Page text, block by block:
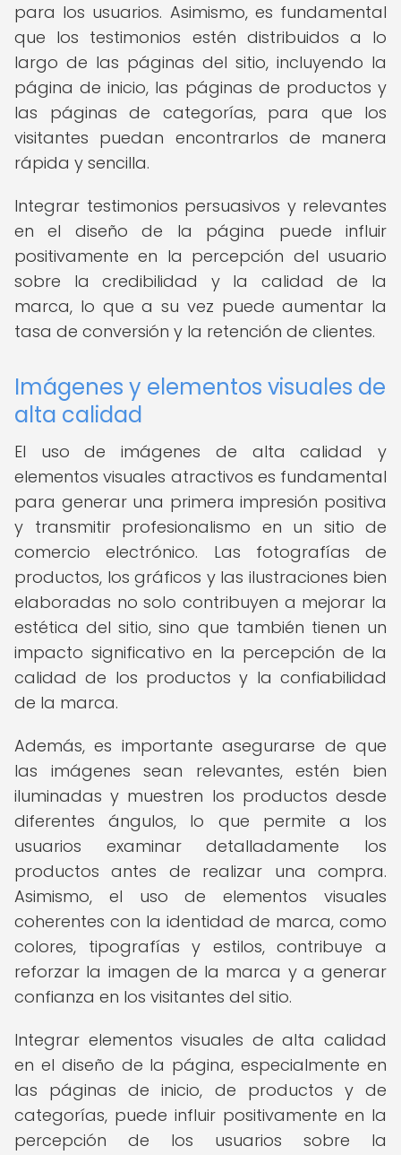
para los usuarios. Asimismo, es fundamental
que los testimonios estén distribuidos a lo
largo de las páginas del sitio, incluyendo la
página de inicio, las páginas de productos y
las páginas de categorías, para que los
visitantes puedan encontrarlos de manera
rápida y sencilla.
Integrar testimonios persuasivos y relevantes
en el diseño de la página puede influir
positivamente en la percepción del usuario
sobre la credibilidad y la calidad de la
marca, lo que a su vez puede aumentar la
tasa de conversión y la retención de clientes.
Imágenes y elementos visuales de
alta calidad
El uso de imágenes de alta calidad y
elementos visuales atractivos es fundamental
para generar una primera impresión positiva
y transmitir profesionalismo en un sitio de
comercio electrónico. Las fotografías de
productos, los gráficos y las ilustraciones bien
elaboradas no solo contribuyen a mejorar la
estética del sitio, sino que también tienen un
impacto significativo en la percepción de la
calidad de los productos y la confiabilidad
de la marca.
Además, es importante asegurarse de que
las imágenes sean relevantes, estén bien
iluminadas y muestren los productos desde
diferentes ángulos, lo que permite a los
usuarios examinar detalladamente los
productos antes de realizar una compra.
Asimismo, el uso de elementos visuales
coherentes con la identidad de marca, como
colores, tipografías y estilos, contribuye a
reforzar la imagen de la marca y a generar
confianza en los visitantes del sitio.
Integrar elementos visuales de alta calidad
en el diseño de la página, especialmente en
las páginas de inicio, de productos y de
categorías, puede influir positivamente en la
percepción de los usuarios sobre la